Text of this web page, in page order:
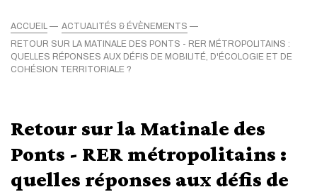
ACCUEIL
ACTUALITÉS & ÉVÈNEMENTS
RETOUR SUR LA MATINALE DES PONTS - RER MÉTROPOLITAINS :
QUELLES RÉPONSES AUX DÉFIS DE MOBILITÉ, D'ÉCOLOGIE ET DE
COHÉSION TERRITORIALE ?
Retour sur la Matinale des
Ponts - RER métropolitains :
quelles réponses aux défis de